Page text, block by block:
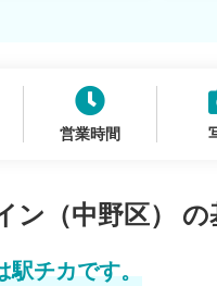
営業時間
ン（中野区） の
駅チカです。